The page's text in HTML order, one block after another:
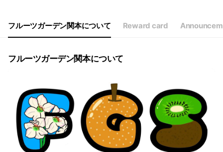
10:00 - 16:00
フルーツガーデン関本について Reward card
フルーツガーデン関本について